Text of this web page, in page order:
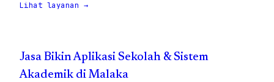
Lihat layanan →
Jasa Bikin Aplikasi Sekolah & Sistem
Akademik di Malaka